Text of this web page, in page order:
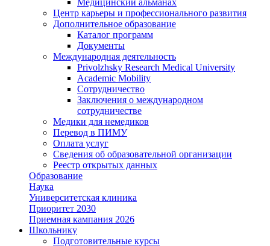
Центр карьеры и профессионального развития
Дополнительное образование
Каталог программ
Документы
Международная деятельность
Privolzhsky Research Medical University
Academic Mobility
Сотрудничество
Заключения о международном
сотрудничестве
Медики для немедиков
Перевод в ПИМУ
Оплата услуг
Сведения об образовательной организации
Реестр открытых данных
Образование
Наука
Университетская клиника
Приоритет 2030
Приемная кампания 2026
Школьнику
Подготовительные курсы